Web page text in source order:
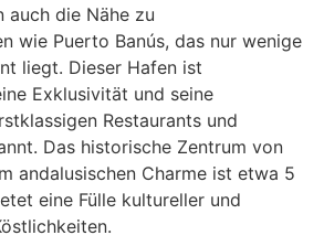
auch die Nähe zu
wie Puerto Banús, das nur wenige
liegt. Dieser Hafen ist
Exklusivität und seine
Restaurants und
Das historische Zentrum von
andalusischen Charme ist etwa 5
eine Fülle kultureller und